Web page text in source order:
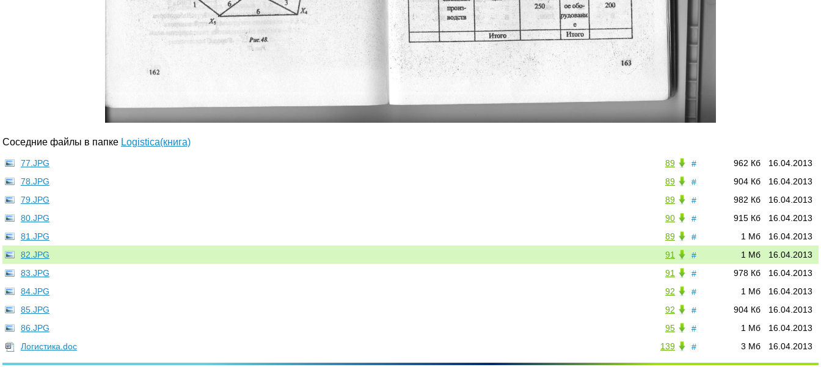
Соседние файлы в папке Logistica(книга)
# 16.04.2013
962 Кб
89
77.JPG
#
16.04.2013
904 Кб
89
78.JPG
#
16.04.2013
982 Кб
89
79.JPG
#
16.04.2013
915 Кб
90
80.JPG
#
16.04.2013
1 Мб
89
81.JPG
#
16.04.2013
1 Мб
91
82.JPG
#
16.04.2013
978 Кб
91
83.JPG
#
16.04.2013
1 Мб
92
84.JPG
#
16.04.2013
904 Кб
92
85.JPG
#
16.04.2013
1 Мб
95
86.JPG
#
16.04.2013
3 Мб
139
Логистика.doc